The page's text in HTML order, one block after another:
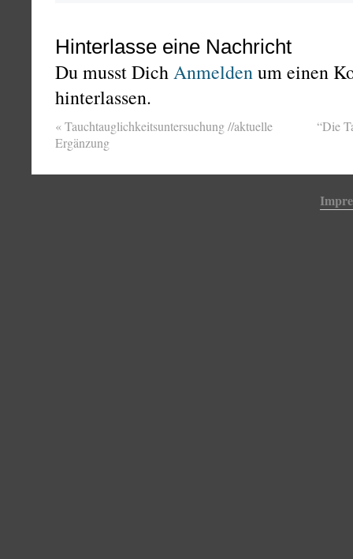
Hinterlasse eine Nachricht
Du musst DichAnmeldenum einen
hinterlassen.
«Tauchtauglichkeitsuntersuchung //aktuelle
Ergänzung
“Die